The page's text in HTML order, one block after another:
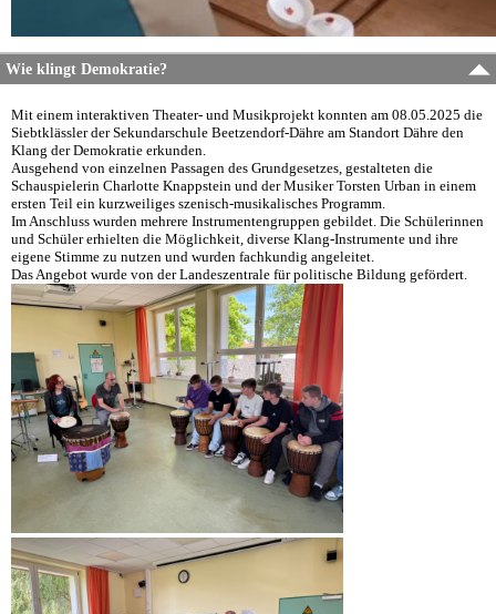
Wie klingt Demokratie?
Mit einem interaktiven Theater- und Musikprojekt konnten am 08.05.2025 die
Siebtklässler der Sekundarschule Beetzendorf-Dähre am Standort Dähre den
Klang der Demokratie erkunden.
Ausgehend von einzelnen Passagen des Grundgesetzes, gestalteten die
Schauspielerin Charlotte Knappstein und der Musiker Torsten Urban in einem
ersten Teil ein kurzweiliges szenisch-musikalisches Programm.
Im Anschluss wurden mehrere Instrumentengruppen gebildet. Die Schülerinnen
und Schüler erhielten die Möglichkeit, diverse Klang-Instrumente und ihre
eigene Stimme zu nutzen und wurden fachkundig angeleitet.
Das Angebot wurde von der Landeszentrale für politische Bildung gefördert.